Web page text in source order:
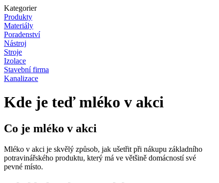
Kategorier
Produkty
Materiály
Poradenství
Nástroj
Stroje
Izolace
Stavební firma
Kanalizace
Kde je teď mléko v akci
Co je mléko v akci
Mléko v akci je skvělý způsob, jak ušetřit při nákupu základního
potravinářského produktu, který má ve většině domácností své
pevné místo.